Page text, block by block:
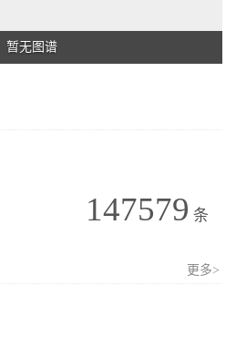
暂无图谱
147579 条
更多>